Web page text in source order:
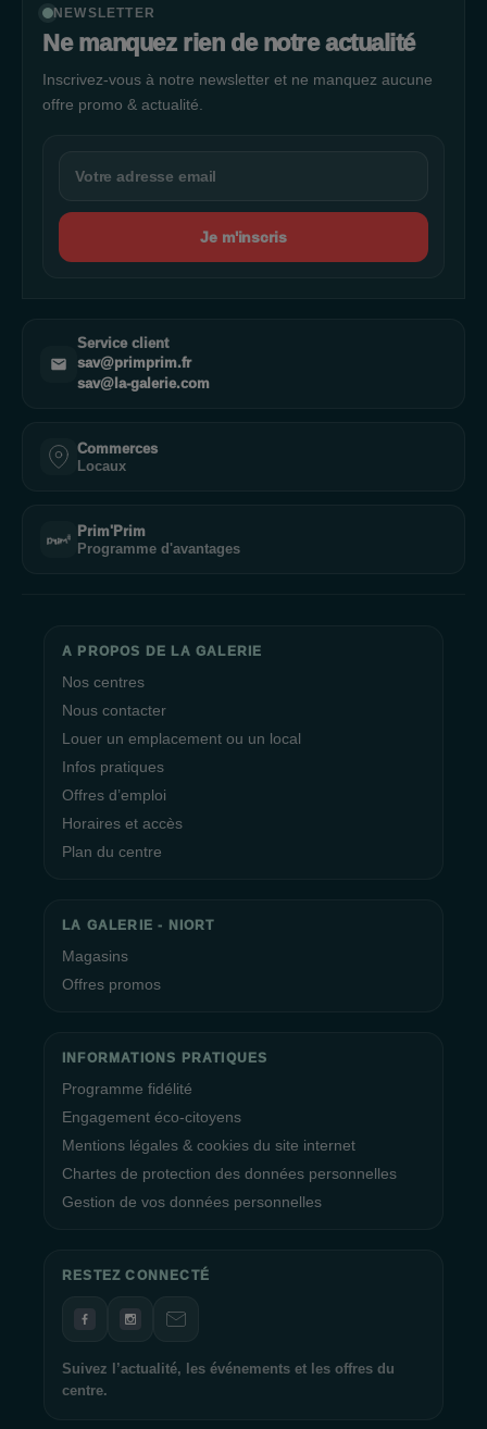
NEWSLETTER
Ne manquez rien de notre actualité
Inscrivez-vous à notre newsletter et ne manquez aucune
offre promo & actualité.
Je m'inscris
Service client
sav@primprim.fr
sav@la-galerie.com
Commerces
Locaux
Prim'Prim
Programme d'avantages
A PROPOS DE LA GALERIE
Nos centres
Nous contacter
Louer un emplacement ou un local
Infos pratiques
Offres d’emploi
Horaires et accès
Plan du centre
LA GALERIE - NIORT
Magasins
Offres promos
INFORMATIONS PRATIQUES
Programme fidélité
Engagement éco-citoyens
Mentions légales & cookies du site internet
Chartes de protection des données personnelles
Gestion de vos données personnelles
RESTEZ CONNECTÉ
Suivez l’actualité, les événements et les offres du
centre.